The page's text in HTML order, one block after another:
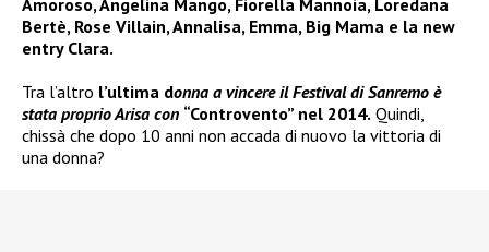
Amoroso, Angelina Mango, Fiorella Mannoia, Loredana
Bertè, Rose Villain, Annalisa, Emma, Big Mama e la new
entry Clara.
Tra l’altro l’ultima donna a vincere il Festival di Sanremo è
stata proprio Arisa con “Controvento” nel 2014. Quindi,
chissà che dopo 10 anni non accada di nuovo la vittoria di
una donna?